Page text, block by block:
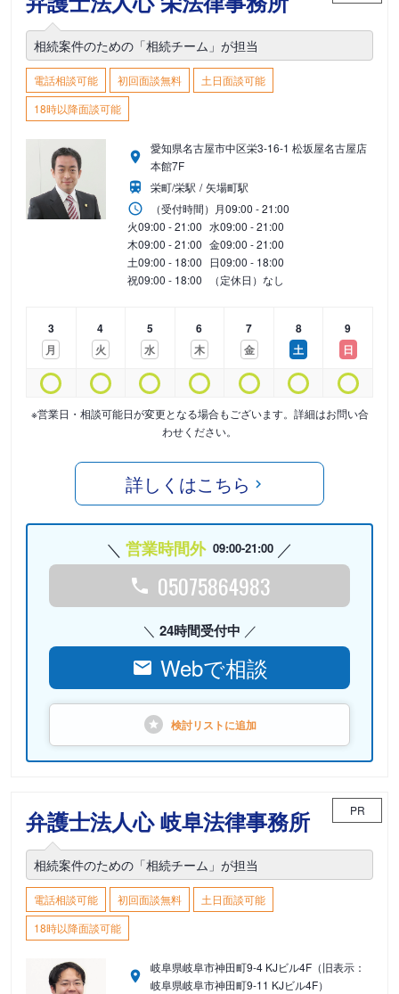
相続案件のための「相続チーム」が担当
電話相談可能 初回面談無料
土日面談可能
18時以降面談可能
愛知県名古屋市中区栄3-16-1 松坂屋名古屋店
本館7F
栄町/栄駅
矢場町駅
（受付時間） 月09:00 - 21:00
火09:00 - 21:00 水09:00 - 21:00
木09:00 - 21:00 金09:00 - 21:00
土09:00 - 18:00 日09:00 - 18:00
祝09:00 - 18:00 （定休日）なし
3
月
4
火
5
水
6
木
7
金
8
土
9
日
※営業日・相談可能日が変更となる場合もございます。詳細はお問い合
わせください。
詳しくはこちら
営業時間外 09:00-21:00
05075864983
24時間受付中
Webで相談
検討リストに追加
弁護士法人心 岐阜法律事務所 PR
相続案件のための「相続チーム」が担当
電話相談可能 初回面談無料
土日面談可能
18時以降面談可能
岐阜県岐阜市神田町9-4 KJビル4F（旧表示：
岐阜県岐阜市神田町9-11 KJビル4F）